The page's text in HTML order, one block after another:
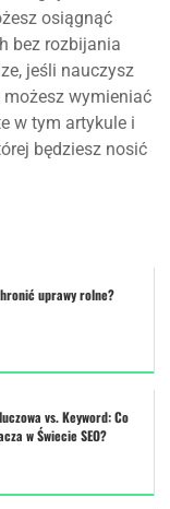
osiągnąć
bez rozbijania
jeśli nauczysz
wymieniać
w tym artykule i
będziesz nosić
uprawy rolne?
vs. Keyword: Co
w Świecie SEO?